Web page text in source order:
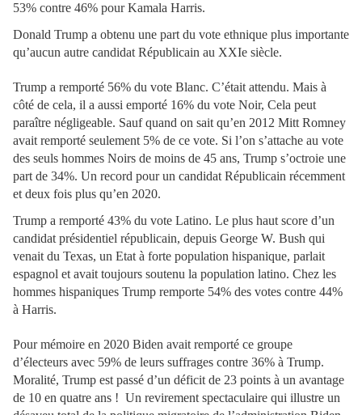
53% contre 46% pour Kamala Harris.
Donald Trump a obtenu une part du vote ethnique plus importante
qu’aucun autre candidat Républicain au XXIe siècle.
Trump a remporté 56% du vote Blanc. C’était attendu. Mais à
côté de cela, il a aussi emporté 16% du vote Noir, Cela peut
paraître négligeable. Sauf quand on sait qu’en 2012 Mitt Romney
avait remporté seulement 5% de ce vote. Si l’on s’attache au vote
des seuls hommes Noirs de moins de 45 ans, Trump s’octroie une
part de 34%. Un record pour un candidat Républicain récemment
et deux fois plus qu’en 2020.
Trump a remporté 43% du vote Latino. Le plus haut score d’un
candidat présidentiel républicain, depuis George W. Bush qui
venait du Texas, un Etat à forte population hispanique, parlait
espagnol et avait toujours soutenu la population latino. Chez les
hommes hispaniques Trump remporte 54% des votes contre 44%
à Harris.
Pour mémoire en 2020 Biden avait remporté ce groupe
d’électeurs avec 59% de leurs suffrages contre 36% à Trump.
Moralité, Trump est passé d’un déficit de 23 points à un avantage
de 10 en quatre ans ! Un revirement spectaculaire qui illustre un